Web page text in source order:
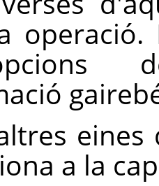
a la